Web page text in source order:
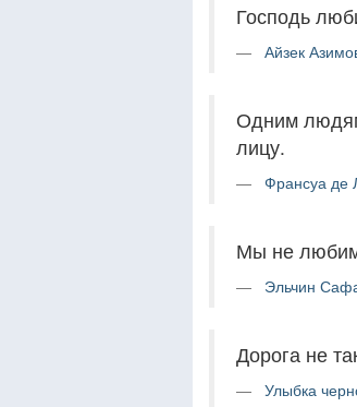
Господь
Айзек
Одним
лицу.
Франсуа де
Мы не
Эльчин
Дорога не
Улыбка